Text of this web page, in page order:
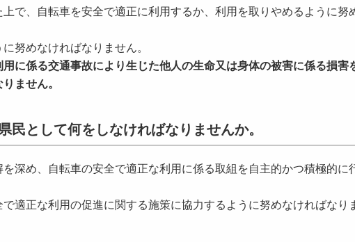
で、自転車を安全で適正に利用するか、利用を取りやめるように努
努めなければなりません。
に係る交通事故により生じた他人の生命又は身体の被害に係る損害
ません。
民として何をしなければなりませんか。
深め、自転車の安全で適正な利用に係る取組を自主的かつ積極的に
適正な利用の促進に関する施策に協力するように努めなければなり